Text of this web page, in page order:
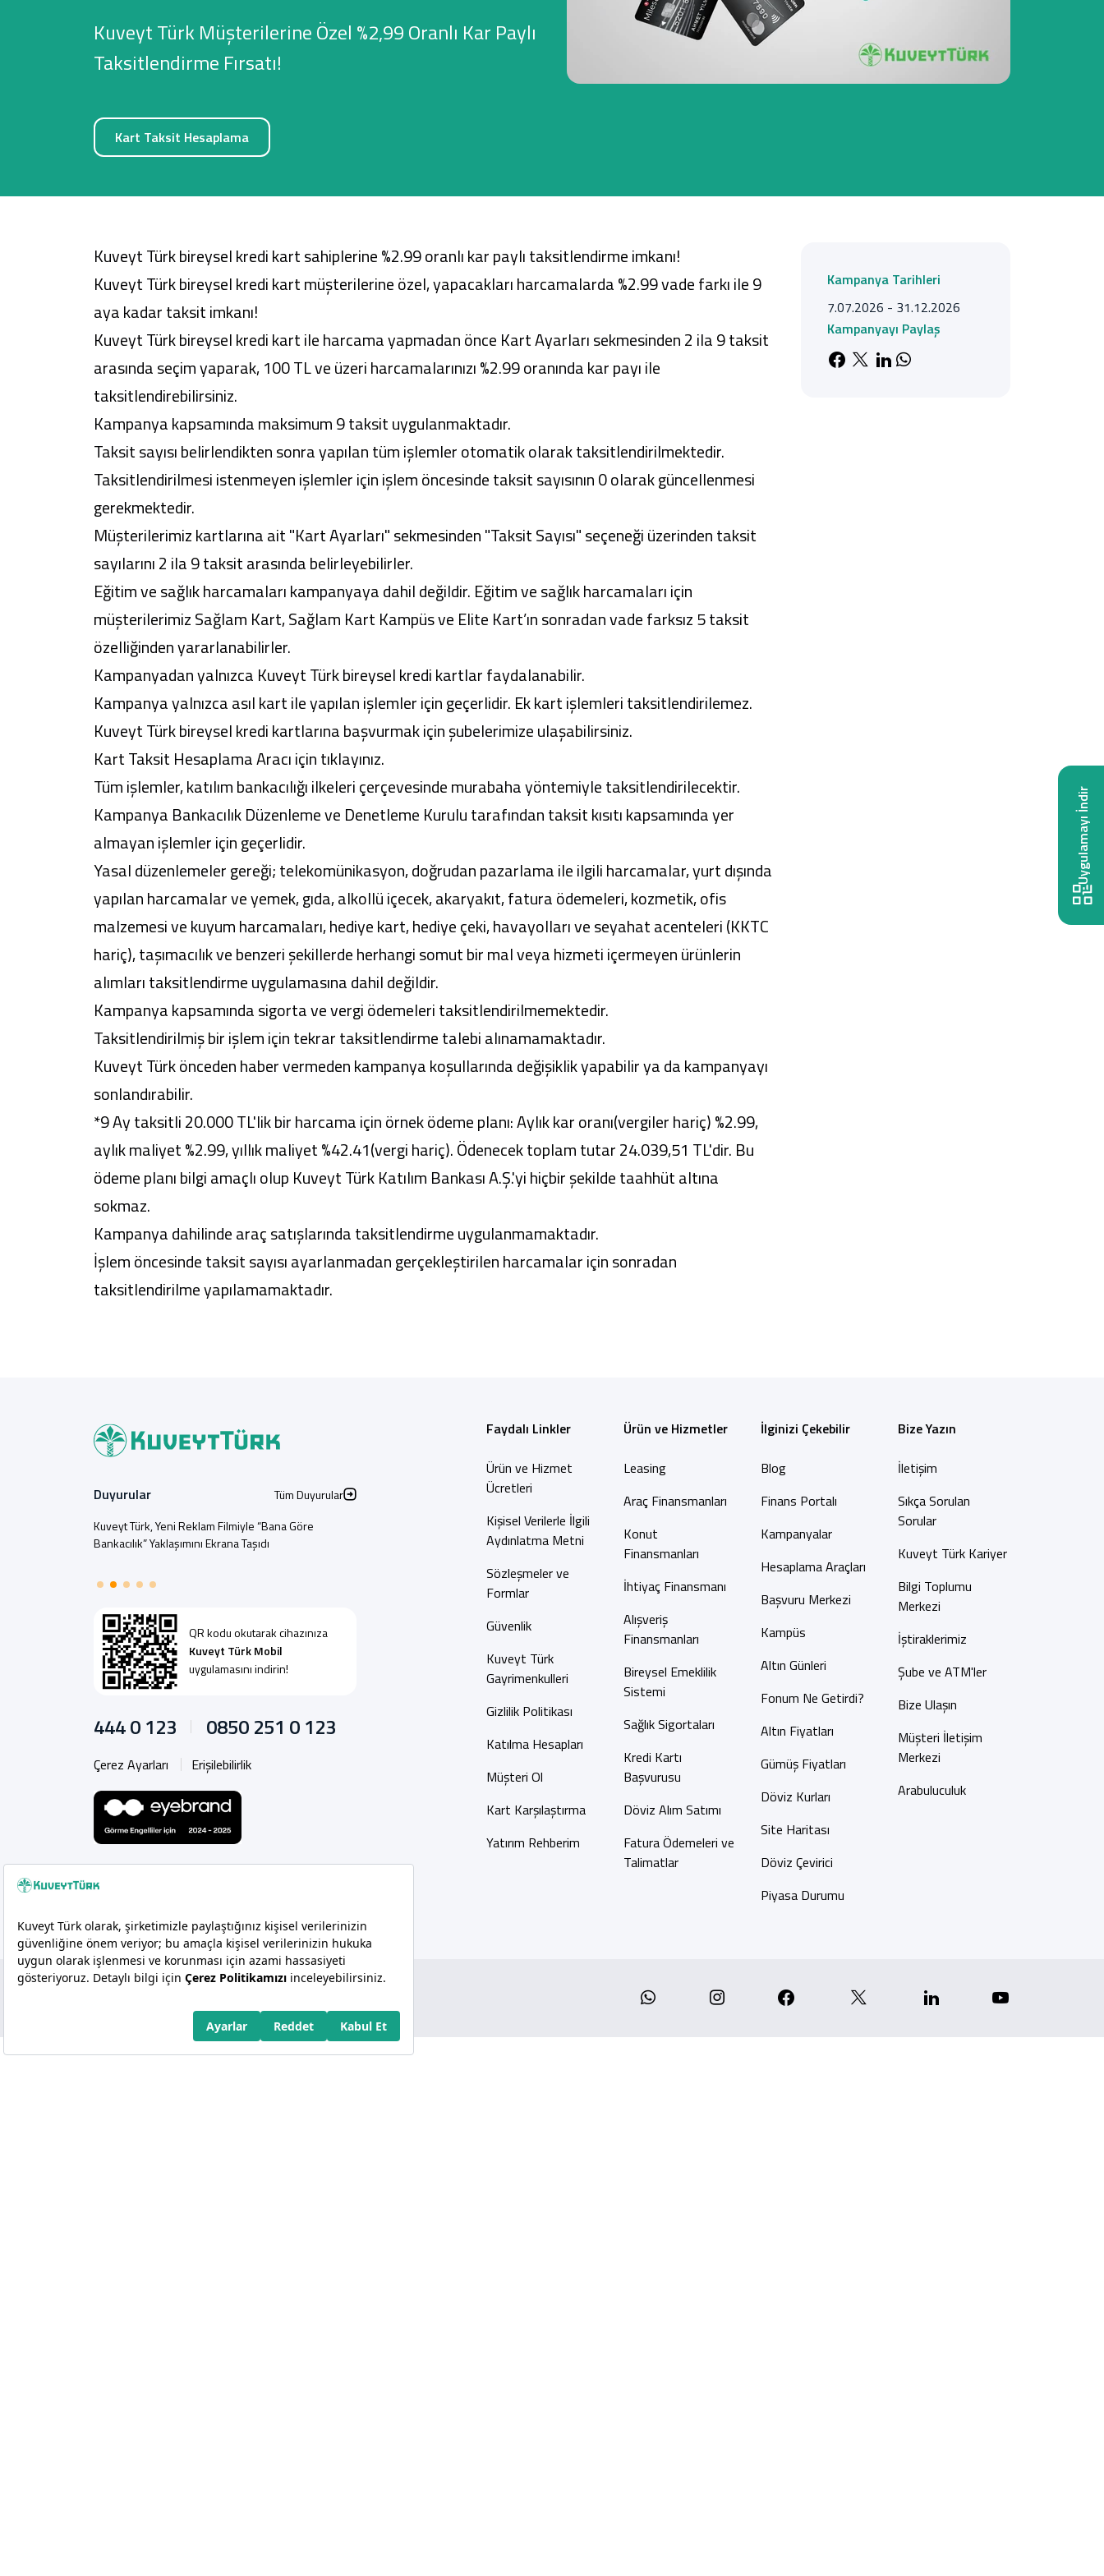
Araç Finansmanı
Konut Finansmanı
Yatırım Fonları Yatırım
Kuveyt Türk Müşterilerine Özel %2,99 Oranlı Kar Paylı
Taksitlendirme Fırsatı!
Kart Taksit Hesaplama
Kampanya Tarihleri
7.07.2026 - 31.12.2026
Kampanyayı Paylaş
Facebook'da paylaş
X'de paylaş
LinkedIn'de paylaş
Kuveyt Türk bireysel kredi kart sahiplerine %2.99 oranlı kar paylı taksitlendirme imkanı!
Kuveyt Türk bireysel kredi kart müşterilerine özel, yapacakları harcamalarda %2.99 vade farkı ile 9
aya kadar taksit imkanı!
Kuveyt Türk bireysel kredi kart ile harcama yapmadan önce Kart Ayarları sekmesinden 2 ila 9 taksit
arasında seçim yaparak, 100 TL ve üzeri harcamalarınızı %2.99 oranında kar payı ile
taksitlendirebilirsiniz.
Kampanya kapsamında maksimum 9 taksit uygulanmaktadır.
Taksit sayısı belirlendikten sonra yapılan tüm işlemler otomatik olarak taksitlendirilmektedir.
Taksitlendirilmesi istenmeyen işlemler için işlem öncesinde taksit sayısının 0 olarak güncellenmesi
gerekmektedir.
Müşterilerimiz kartlarına ait "Kart Ayarları" sekmesinden "Taksit Sayısı" seçeneği üzerinden taksit
sayılarını 2 ila 9 taksit arasında belirleyebilirler.
Eğitim ve sağlık harcamaları kampanyaya dahil değildir. Eğitim ve sağlık harcamaları için
müşterilerimiz Sağlam Kart, Sağlam Kart Kampüs ve Elite Kart’ın sonradan vade farksız 5 taksit
özelliğinden yararlanabilirler.
Kampanyadan yalnızca Kuveyt Türk bireysel kredi kartlar faydalanabilir.
Kampanya yalnızca asıl kart ile yapılan işlemler için geçerlidir. Ek kart işlemleri taksitlendirilemez.
Kuveyt Türk bireysel kredi kartlarına başvurmak içinşubelerimizeulaşabilirsiniz.
Kart Taksit Hesaplama Aracı içintıklayınız.
Tüm işlemler, katılım bankacılığı ilkeleri çerçevesinde murabaha yöntemiyle taksitlendirilecektir.
Kampanya Bankacılık Düzenleme ve Denetleme Kurulu tarafından taksit kısıtı kapsamında yer
almayan işlemler için geçerlidir.
Yasal düzenlemeler gereği; telekomünikasyon, doğrudan pazarlama ile ilgili harcamalar, yurt dışında
yapılan harcamalar ve yemek, gıda, alkollü içecek, akaryakıt, fatura ödemeleri, kozmetik, ofis
malzemesi ve kuyum harcamaları, hediye kart, hediye çeki, havayolları ve seyahat acenteleri (KKTC
hariç), taşımacılık ve benzeri şekillerde herhangi somut bir mal veya hizmeti içermeyen ürünlerin
alımları taksitlendirme uygulamasına dahil değildir.
Kampanya kapsamında sigorta ve vergi ödemeleri taksitlendirilmemektedir.
Taksitlendirilmiş bir işlem için tekrar taksitlendirme talebi alınamamaktadır.
Kuveyt Türk önceden haber vermeden kampanya koşullarında değişiklik yapabilir ya da kampanyayı
sonlandırabilir.
*9 Ay taksitli 20.000 TL'lik bir harcama için örnek ödeme planı: Aylık kar oranı(vergiler hariç) %2.99,
aylık maliyet %2.99, yıllık maliyet %42.41(vergi hariç). Ödenecek toplam tutar 24.039,51 TL'dir. Bu
ödeme planı bilgi amaçlı olup Kuveyt Türk Katılım Bankası A.Ş.'yi hiçbir şekilde taahhüt altına
sokmaz.
Kampanya dahilinde araç satışlarında taksitlendirme uygulanmamaktadır.
İşlem öncesinde taksit sayısı ayarlanmadan gerçekleştirilen harcamalar için sonradan
taksitlendirilme yapılamamaktadır.
Faydalı Linkler
Ürün ve Hizmet
Ücretleri
Kişisel Verilerle İlgili
Aydınlatma Metni
Sözleşmeler ve
Formlar
Güvenlik
Kuveyt Türk
Gayrimenkulleri
Gizlilik Politikası
Katılma Hesapları
Müşteri Ol
Kart Karşılaştırma
Yatırım Rehberim
Ürün ve Hizmetler
Leasing
Araç Finansmanları
Konut
Finansmanları
İhtiyaç Finansmanı
Alışveriş
Finansmanları
Bireysel Emeklilik
Sistemi
Sağlık Sigortaları
Kredi Kartı
Başvurusu
Döviz Alım Satımı
Fatura Ödemeleri ve
Talimatlar
İlginizi Çekebilir
Blog
Finans Portalı
Kampanyalar
Hesaplama Araçları
Başvuru Merkezi
Kampüs
Altın Günleri
Fonum Ne Getirdi?
Altın Fiyatları
Gümüş Fiyatları
Döviz Kurları
Site Haritası
Döviz Çevirici
Piyasa Durumu
Bize Yazın
İletişim
Sıkça Sorulan
Sorular
Kuveyt Türk Kariyer
Bilgi Toplumu
Merkezi
İştiraklerimiz
Şube ve ATM'ler
Bize Ulaşın
Müşteri İletişim
Merkezi
Arabuluculuk
QR kodu okutarak cihazınıza
Kuveyt Türk Mobil
uygulamasını indirin!
Duyurular
Tüm Duyurular
Kuveyt Türk, Yeni Reklam Filmiyle “Bana Göre
Bankacılık” Yaklaşımını Ekrana Taşıdı
444 0 123 0850 251 0 123
Çerez Ayarları Erişilebilirlik
Whatsapp Instagram Facebook Linkedin
Uygulamayı İndir